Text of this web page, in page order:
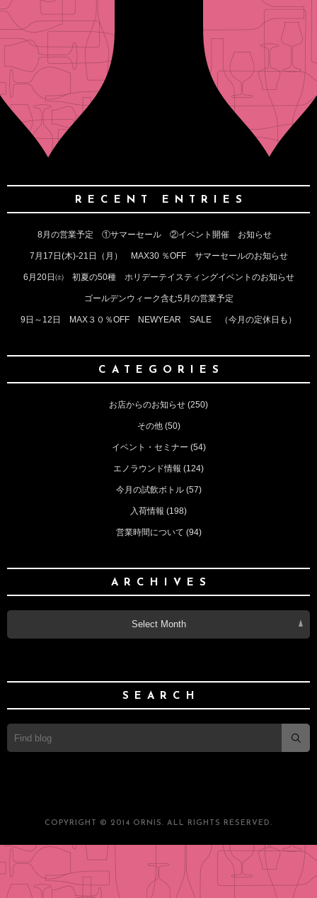
RECENT ENTRIES
8月の営業予定 ①サマーセール ②イベント開催 お知らせ
7月17日(木)‐21日（月） MAX30 ％OFF サマーセールのお知らせ
6月20日㈯ 初夏の50種 ホリデーテイスティングイベントのお知らせ
ゴールデンウィーク含む5月の営業予定
9日～12日 MAX３０％OFF NEWYEAR SALE （今月の定休日も）
CATEGORIES
お店からのお知らせ (250)
その他(50)
イベント・セミナー (54)
エノラウンド情報 (124)
今月の試飲ボトル(57)
入荷情報 (198)
営業時間について (94)
ARCHIVES
Select Month
SEARCH
COPYRIGHT © 2014 ORNIS. ALL RIGHTS RESERVED.